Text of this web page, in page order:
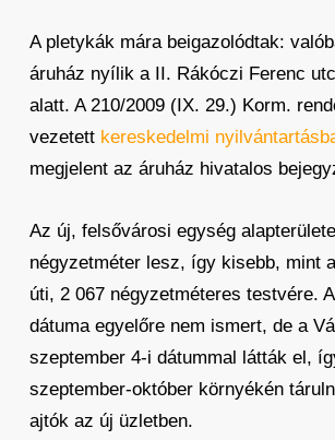
A pletykák mára beigazolódtak:
áruház nyílik a II. Rákóczi Ferenc
alatt. A 210/2009 (IX. 29.) Korm.
vezetett kereskedelmi
megjelent az áruház hivatalos
Az új, felsővárosi egység
négyzetméter lesz, így kisebb, mint
úti, 2 067 négyzetméteres testvére.
dátuma egyelőre nem ismert, de a
szeptember 4-i dátummal látták el,
szeptember-október környékén
ajtók az új üzletben.